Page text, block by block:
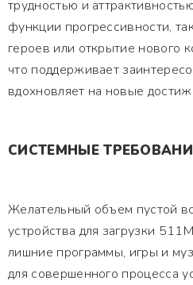
трудностью и
функции прогрессивности,
героев или открытие нового
что поддерживает
вдохновляет на новые
СИСТЕМНЫЕ
Желательный объем пустой
устройства для загрузки
лишние программы, игры и
для совершенного процесса